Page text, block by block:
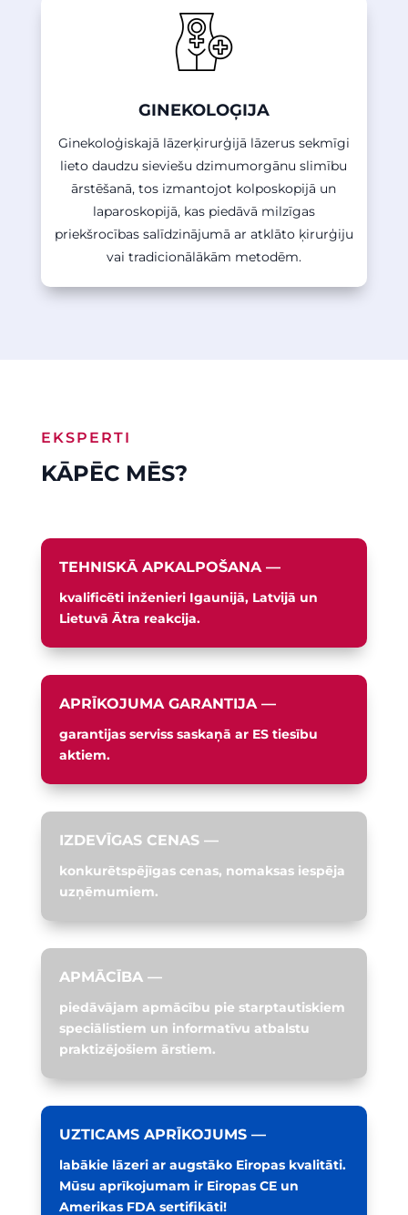
GINEKOLOĢIJA
Ginekoloģiskajā lāzerķirurģijā lāzerus sekmīgi
lieto daudzu sieviešu dzimumorgānu slimību
ārstēšanā, tos izmantojot kolposkopijā un
laparoskopijā, kas piedāvā milzīgas
priekšrocības salīdzinājumā ar atklāto ķirurģiju
vai tradicionālākām metodēm.
EKSPERTI
KĀPĒC MĒS?
TEHNISKĀ APKALPOŠANA —
kvalificēti inženieri Igaunijā, Latvijā un
Lietuvā Ātra reakcija.
APRĪKOJUMA GARANTIJA —
garantijas serviss saskaņā ar ES tiesību
aktiem.
IZDEVĪGAS CENAS —
konkurētspējīgas cenas, nomaksas iespēja
uzņēmumiem.
APMĀCĪBA —
piedāvājam apmācību pie starptautiskiem
speciālistiem un informatīvu atbalstu
praktizējošiem ārstiem.
UZTICAMS APRĪKOJUMS —
labākie lāzeri ar augstāko Eiropas kvalitāti.
Mūsu aprīkojumam ir Eiropas CE un
Amerikas FDA sertifikāti!